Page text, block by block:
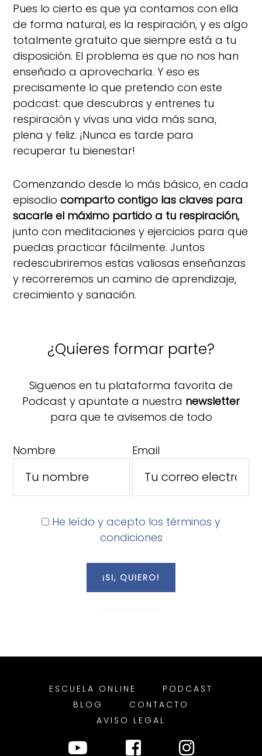
Pues lo cierto es que ya contamos con ella
de forma natural, es la respiración, y es algo
totalmente gratuito que siempre está a tu
disposición. El problema es que no nos han
enseñado a aprovecharla. Y eso es
precisamente lo que pretendo con este
podcast: que descubras y entrenes tu
respiración y vivas una vida más sana,
plena y feliz. ¡Nunca es tarde para
recuperar tu bienestar!
Comenzando desde lo más básico, en cada
episodiocomparto contigo las claves para
sacarle el máximo partido a tu respiración,
junto con meditaciones y ejercicios para que
puedas practicar fácilmente. Juntos
redescubriremos estas valiosas enseñanzas
y recorreremos un camino de aprendizaje,
crecimiento y sanación.
¿Quieres formar parte?
Siguenos en tu plataforma favorita de
Podcast y apuntate a nuestra newsletter
para que te avisemos de todo
Nombre Email
He leído y acepto los términos y
condiciones
ESCUELA ONLINE
PODCAST
BLOG
CONTACTO
AVISO LEGAL